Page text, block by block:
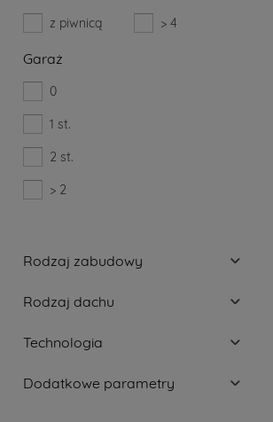
z piwnicą > 4
Garaż
0
1 st.
2 st.
> 2
Rodzaj zabudowy
Rodzaj dachu
Technologia
Dodatkowe parametry